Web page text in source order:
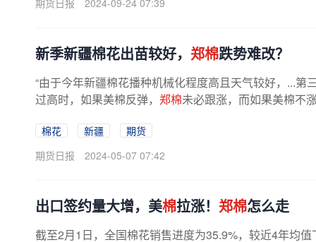
期货日报
2024-09-24 07:39
新季新疆棉花出苗较好， 郑棉跌势难改？
“由于今年新疆棉花播种机械化程度高且天气较好，...第
过高时，如果美棉反弹， 郑棉未必跟涨，而如果美棉不
棉花 新疆
期货
期货日报
2024-05-07 07:42
出口签约量大增，美棉拉涨！ 郑棉怎么走
截至2月1日，全国棉花销售进度为35.9%，较近4年均